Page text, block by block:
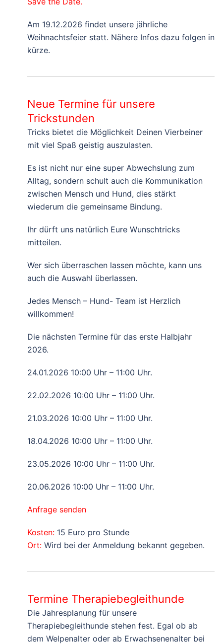
Am 19.12.2026 findet unsere jährliche
Weihnachtsfeier statt. Nähere Infos dazu folgen in
kürze.
Neue Termine für unsere
Trickstunden
Tricks bietet die Möglichkeit Deinen Vierbeiner
mit viel Spaß geistig auszulasten.
Es ist nicht nur eine super Abwechslung zum
Alltag, sondern schult auch die Kommunikation
zwischen Mensch und Hund, dies stärkt
wiederum die gemeinsame Bindung.
Ihr dürft uns natürlich Eure Wunschtricks
mitteilen.
Wer sich überraschen lassen möchte, kann uns
auch die Auswahl überlassen.
Jedes Mensch – Hund- Team ist Herzlich
willkommen!
Die nächsten Termine für das erste Halbjahr
2026.
24.01.2026 10:00 Uhr – 11:00 Uhr.
22.02.2026 10:00 Uhr – 11:00 Uhr.
21.03.2026 10:00 Uhr – 11:00 Uhr.
18.04.2026 10:00 Uhr – 11:00 Uhr.
23.05.2026 10:00 Uhr – 11:00 Uhr.
20.06.2026 10:00 Uhr – 11:00 Uhr.
Anfrage senden
Kosten: 15 Euro pro Stunde
Ort: Wird bei der Anmeldung bekannt gegeben.
Termine Therapiebegleithunde
Die Jahresplanung für unsere
Therapiebegleithunde stehen fest. Egal ob ab
dem Welpenalter oder ab Erwachsenenalter bei